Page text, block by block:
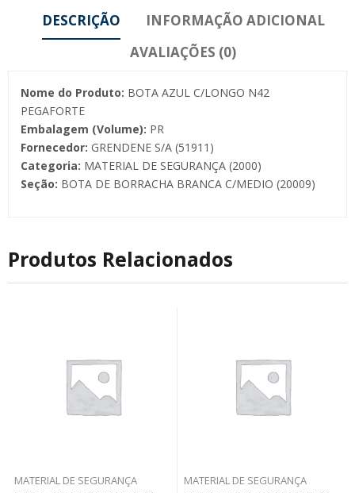
DESCRIÇÃO
INFORMAÇÃO ADICIONAL
AVALIAÇÕES (0)
Nome do Produto: BOTA AZUL C/LONGO N42
PEGAFORTE
Embalagem (Volume): PR
Fornecedor: GRENDENE S/A (51911)
Categoria: MATERIAL DE SEGURANÇA (2000)
Seção: BOTA DE BORRACHA BRANCA C/MEDIO (20009)
Produtos Relacionados
MATERIAL DE SEGURANÇA MATERIAL DE SEGURANÇA